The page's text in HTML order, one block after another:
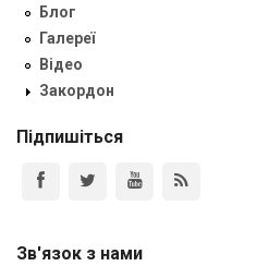
Блог
Галереї
Відео
Закордон
Підпишіться
Зв'язок з нами